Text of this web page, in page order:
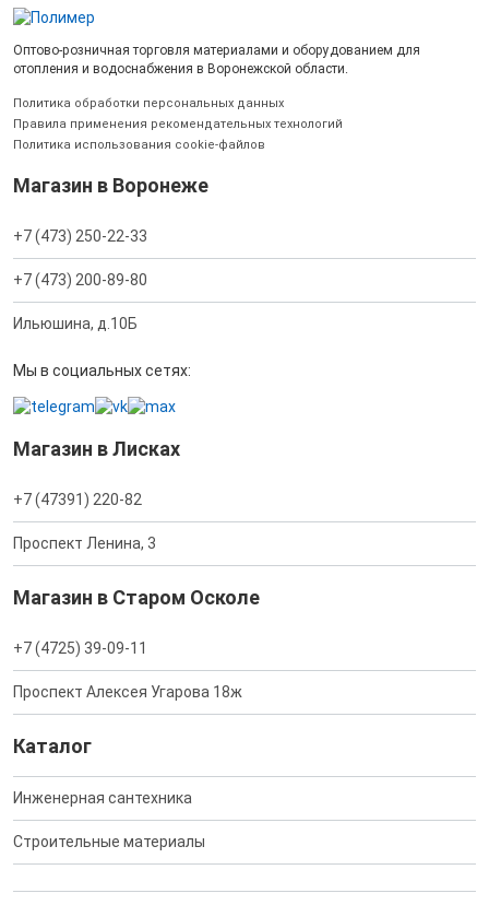
Оптово-розничная торговля материалами и оборудованием для
отопления и водоснабжения в Воронежской области.
Политика обработки персональных данных
Правила применения рекомендательных технологий
Политика использования cookie-файлов
Магазин в Воронеже
+7 (473) 250-22-33
+7 (473) 200-89-80
Ильюшина, д.10Б
Мы в социальных сетях:
Магазин в Лисках
+7 (47391) 220-82
Проспект Ленина, 3
Магазин в Старом Осколе
+7 (4725) 39-09-11
Проспект Алексея Угарова 18ж
Каталог
Инженерная сантехника
Строительные материалы